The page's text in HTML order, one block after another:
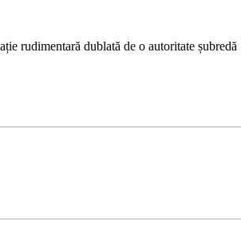
rudimentară dublată de o autoritate șubredă